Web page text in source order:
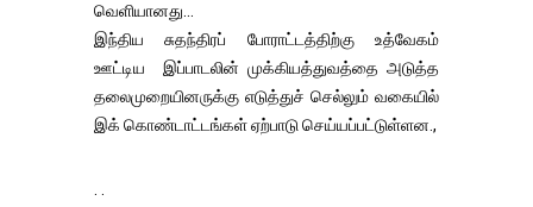
வெளியானது...
இந்திய சுதந்திரப் போராட்டத்திற்கு உத்வேகம்
ஊட்டிய இப்பாடலின் முக்கியத்துவத்தை அடுத்த
தலைமுறையினருக்கு எடுத்துச் செல்லும் வகையில்
இக் கொண்டாட்டங்கள் ஏற்பாடு செய்யப்பட்டுள்ளன.,
. .